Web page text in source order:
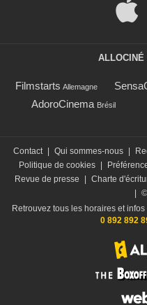
ALLOCINÉ
Filmstarts Allemagne
AdoroCinema Brésil
Contact | Qui sommes-nous |
Politique de cookies |
Revue de presse
| Charte
|
Retrouvez tous les horaires et
0 892 892